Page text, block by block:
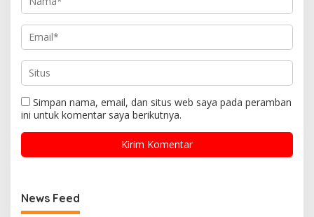
Simpan nama, email, dan situs web saya pada peramban
ini untuk komentar saya berikutnya.
News Feed